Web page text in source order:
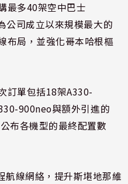
最多40架空中巴士
公司成立以來規模最大的
布局，並強化哥本哈根樞
訂單包括18架A330-
900neo與額外引進的
布各機型的最終配置數
航線網絡，提升斯堪地那維